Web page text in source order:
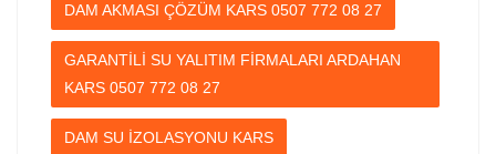
DAM AKMASI ÇÖZÜM KARS 0507 772 08 27
GARANTİLİ SU YALITIM FİRMALARI ARDAHAN
KARS 0507 772 08 27
DAM SU İZOLASYONU KARS